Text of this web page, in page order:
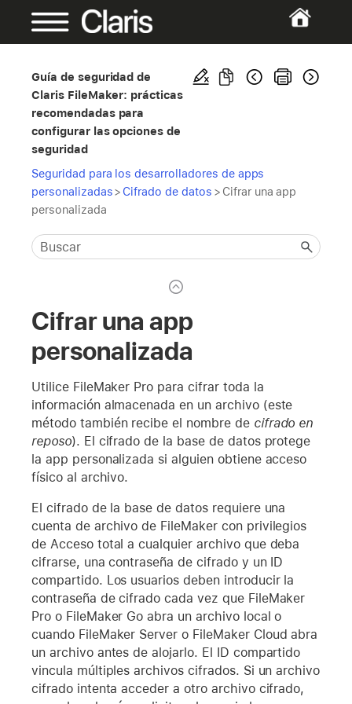
Guía de seguridad de
Claris FileMaker: prácticas
recomendadas para
configurar las opciones de
seguridad
Seguridad para los desarrolladores de apps
personalizadas> Cifrado de datos > Cifrar una app
personalizada
Cifrar una app
personalizada
Utilice FileMaker Pro para cifrar toda la
información almacenada en un archivo (este
método también recibe el nombre de cifrado en
reposo). El cifrado de la base de datos protege
la app personalizada si alguien obtiene acceso
físico al archivo.
El cifrado de la base de datos requiere una
cuenta de archivo de FileMaker con privilegios
de Acceso total a cualquier archivo que deba
cifrarse, una contraseña de cifrado y un ID
compartido. Los usuarios deben introducir la
contraseña de cifrado cada vez que FileMaker
Pro o FileMaker Go abra un archivo local o
cuando FileMaker Server o FileMaker Cloud abra
un archivo antes de alojarlo. El ID compartido
vincula múltiples archivos cifrados. Si un archivo
cifrado intenta acceder a otro archivo cifrado,